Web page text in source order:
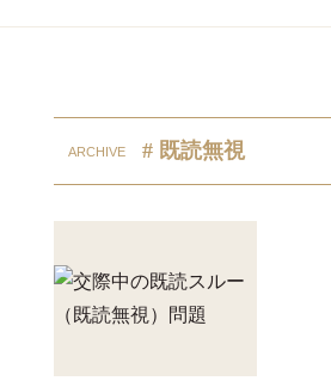
# 既読無視